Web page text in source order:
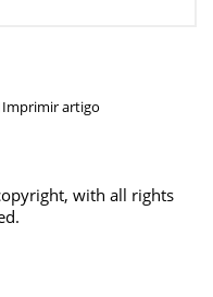
Imprimir artigo
with all rights